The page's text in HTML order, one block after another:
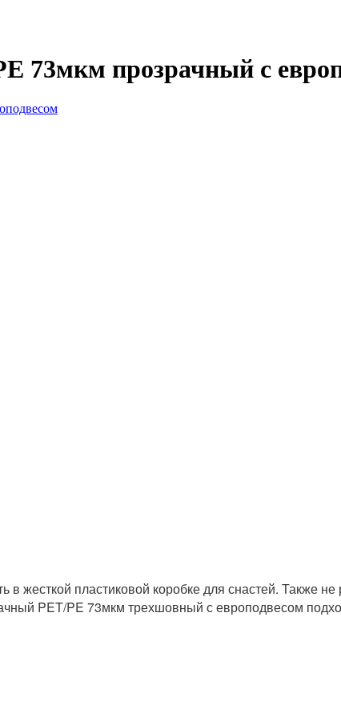
73мкм прозрачный с
жесткой пластиковой коробке для снастей. Также
PET/PE 73мкм трехшовный с европодвесом п